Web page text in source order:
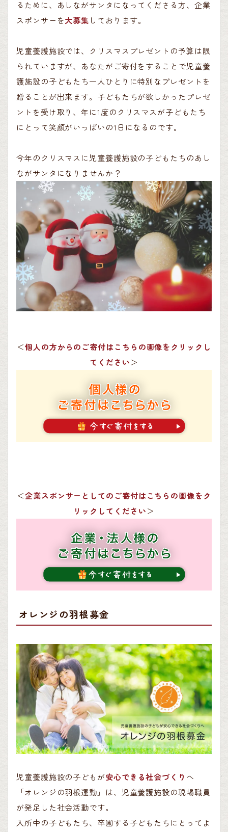
るために、あしながサンタになってくださる方、企業
スポンサーを大募集 しております。
児童養護施設では、クリスマスプレゼントの予算は限
られていますが、あなたがご寄付をすることで児童養
護施設の子どもたち一人ひとりに特別なプレゼントを
贈ることが出来ます。子どもたちが欲しかったプレゼ
ントを受け取り、年に1度のクリスマスが子どもたち
にとって笑顔がいっぱいの1日になるのです。
今年のクリスマスに児童養護施設の子どもたちのあし
ながサンタになりませんか？
＜個人の方からのご寄付はこちらの画像をクリックし
てください＞
＜企業スポンサーとしてのご寄付はこちらの画像をク
リックしてください＞
オレンジの羽根募金
児童養護施設の子どもが安心できる社会づくり へ
「オレンジの羽根運動」は、児童養護施設の現場職員
が発足した社会活動です。
入所中の子どもたち、卒園する子どもたちにとってよ